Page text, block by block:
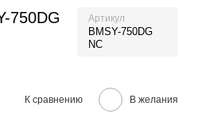
750DG
Артикул
BMSY-750DG
NC
К сравнению В желания